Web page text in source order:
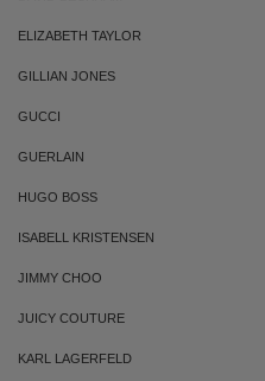
ELIZABETH TAYLOR
GILLIAN JONES
GUCCI
GUERLAIN
HUGO BOSS
ISABELL KRISTENSEN
JIMMY CHOO
JUICY COUTURE
KARL LAGERFELD